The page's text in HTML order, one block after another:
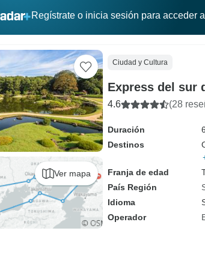
Regístrate o inicia sesión para acceder
Ver mapa
Ciudad y Cultura
Express del sur
4.6 (28
Duración
Destinos
Franja de edad
País Región
Idioma
Operador